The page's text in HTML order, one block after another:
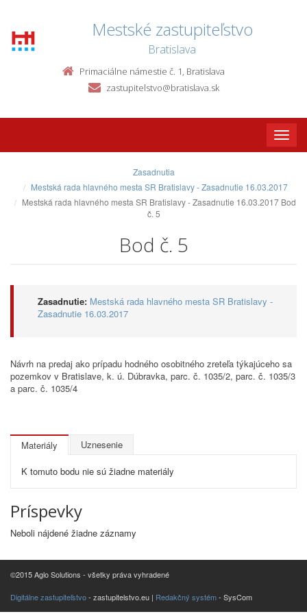
Mestské zastupiteľstvo
Bratislava
Primaciálne námestie č. 1, Bratislava
zastupitelstvo@bratislava.sk
Toggle
Zasadnutia
Mestská rada hlavného mesta SR Bratislavy - Zasadnutie 16.03.2017
Mestská rada hlavného mesta SR Bratislavy - Zasadnutie 16.03.2017 Bod
č. 5
Bod č. 5
Zasadnutie: Mestská rada hlavného mesta SR Bratislavy -
Zasadnutie 16.03.2017
Návrh na predaj ako prípadu hodného osobitného zreteľa týkajúceho sa
pozemkov v Bratislave, k. ú. Dúbravka, parc. č. 1035/2, parc. č. 1035/3
a parc. č. 1035/4
Materiály Uznesenie
K tomuto bodu nie sú žiadne materiály
Príspevky
Neboli nájdené žiadne záznamy
©2015 Aglo Solutions - všetky práva vyhradené
Digitálne zastupiteľstvo- zastupitelstvo.eu | Redakčný systém- SysCom